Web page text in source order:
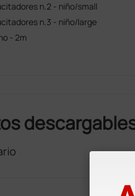
n.2 - niño/small
n.3 - niño/large
- 2m